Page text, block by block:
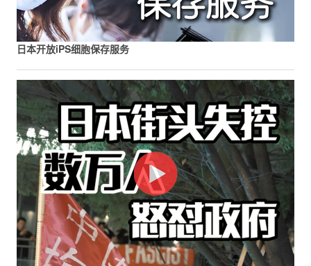
日本开放iPS细胞保存服务